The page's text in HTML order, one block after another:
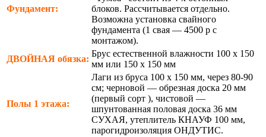
Фундамент:
блоков. Рассчитывается отдельно.
Возможна установка свайного
фундамента (1 свая — 4500 р с
монтажом).
ДВОЙНАЯ обязка:
Брус естественной влажности 100 х 150
мм или 150 х 150 мм
Полы 1 этажа:
Лаги из бруса 100 х 150 мм, через 80-90
см; черновой — обрезная доска 20 мм
(первый сорт ), чистовой —
шпунтованная половая доска 36 мм
СУХАЯ, утеплитель КНАУФ 100 мм,
парогидроизоляция ОНДУТИС.